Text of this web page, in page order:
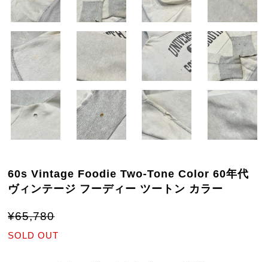
60s Vintage Foodie Two-Tone Color 60年代
ヴィンテージ フーディー ツートン カラー
¥65,780
SOLD OUT